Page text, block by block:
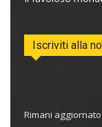
Iscriviti alla
Rimani